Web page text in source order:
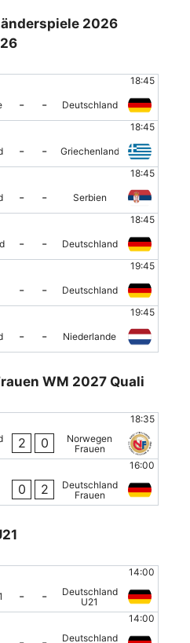
2026
18:45
- -
Deutschland
18:45
- -
Griechenland
18:45
- -
Serbien
18:45
- -
Deutschland
19:45
- -
Deutschland
19:45
- - Niederlande
WM 2027 Quali
18:35
2 0
Norwegen
Frauen
16:00
0 2
Deutschland
Frauen
14:00
- -
Deutschland
U21
14:00
Deutschland